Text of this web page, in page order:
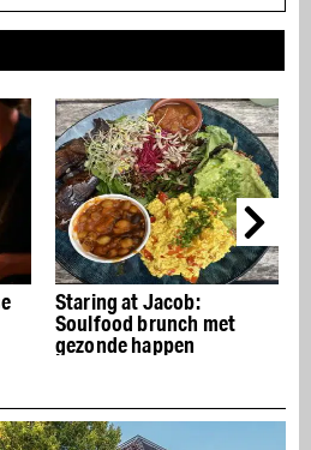
Staring at Jacob:
Soulfood brunch met
gezonde happen